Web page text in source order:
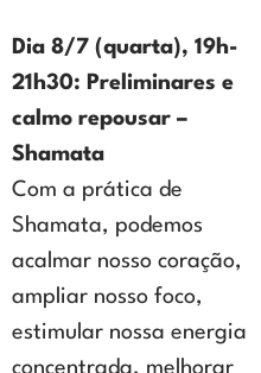
Dia 8/7 (quarta), 19h-
21h30: Preliminares e
calmo repousar –
Shamata
Com a prática de
Shamata, podemos
acalmar nosso coração,
ampliar nosso foco,
estimular nossa energia
concentrada, melhorar